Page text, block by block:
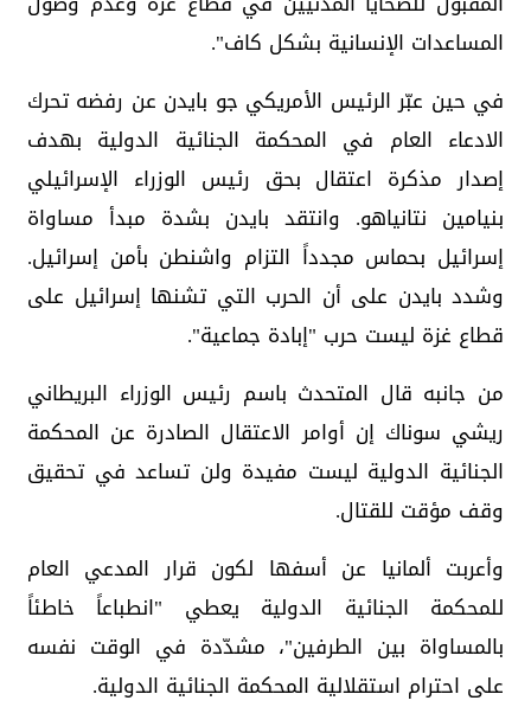
المساعدات الإنسانية بشكل كاف".
في حين عبّر الرئيس الأمريكي جو بايدن عن رفضه تحرك
الادعاء العام في المحكمة الجنائية الدولية بهدف
إصدار مذكرة اعتقال بحق رئيس الوزراء الإسرائيلي
بنيامين نتانياهو. وانتقد بايدن بشدة مبدأ مساواة
إسرائيل بحماس مجدداً التزام واشنطن بأمن إسرائيل.
وشدد بايدن على أن الحرب التي تشنها إسرائيل على
قطاع غزة ليست حرب "إبادة جماعية".
من جانبه قال المتحدث باسم رئيس الوزراء البريطاني
ريشي سوناك إن أوامر الاعتقال الصادرة عن المحكمة
الجنائية الدولية ليست مفيدة ولن تساعد في تحقيق
وقف مؤقت للقتال.
وأعربت ألمانيا عن أسفها لكون قرار المدعي العام
للمحكمة الجنائية الدولية يعطي "انطباعاً خاطئاً
بالمساواة بين الطرفين"، مشدّدة في الوقت نفسه
على احترام استقلالية المحكمة الجنائية الدولية.